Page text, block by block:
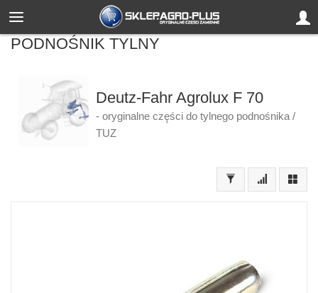
PODNOŚNIK TYLNY
Deutz-Fahr Agrolux F 70
- oryginalne części do tylnego podnośnika /
TUZ